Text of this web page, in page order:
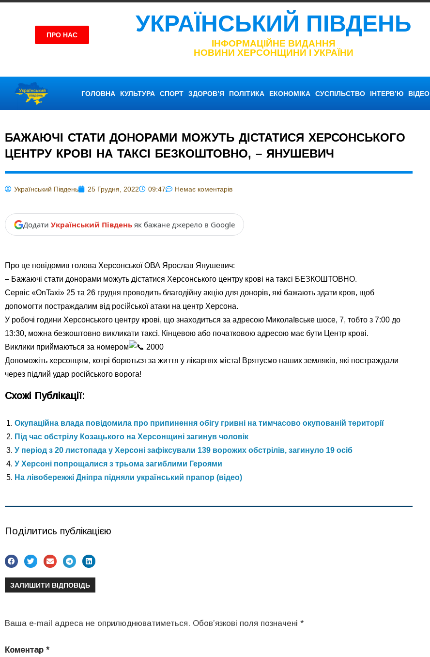
ПРО НАС УКРАЇНСЬКИЙ ПІВДЕНЬ
ІНФОРМАЦІЙНЕ ВИДАННЯ
НОВИНИ ХЕРСОНЩИНИ І УКРАЇНИ
ГОЛОВНА КУЛЬТУРА СПОРТ ЗДОРОВ’Я ПОЛІТИКА ЕКОНОМІКА СУСПІЛЬСТВО ІНТЕРВ’Ю ВІДЕО
БАЖАЮЧІ СТАТИ ДОНОРАМИ МОЖУТЬ ДІСТАТИСЯ ХЕРСОНСЬКОГО
ЦЕНТРУ КРОВІ НА ТАКСІ БЕЗКОШТОВНО, – ЯНУШЕВИЧ
Український Південь 25 Грудня, 2022 09:47 Немає коментарів
Додати Український Південь як бажане джерело в Google
Про це повідомив голова Херсонської ОВА Ярослав Янушевич:
– Бажаючі стати донорами можуть дістатися Херсонського центру крові на таксі БЕЗКОШТОВНО.
Сервіс «OnTaxi» 25 та 26 грудня проводить благодійну акцію для донорів, які бажають здати кров, щоб
допомогти постраждалим від російської атаки на центр Херсона.
У робочі години Херсонського центру крові, що знаходиться за адресою Миколаївське шосе, 7, тобто з 7:00 до
13:30, можна безкоштовно викликати таксі. Кінцевою або початковою адресою має бути Центр крові.
Виклики приймаються за номером
2000
Допоможіть херсонцям, котрі борються за життя у лікарнях міста! Врятуємо наших земляків, які постраждали
через підлий удар російського ворога!
Схожі Публікації:
Окупаційна влада повідомила про припинення обігу гривні на тимчасово окупованій території
Під час обстрілу Козацького на Херсонщині загинув чоловік
У період з 20 листопада у Херсоні зафіксували 139 ворожих обстрілів, загинуло 19 осіб
У Херсоні попрощалися з трьома загиблими Героями
На лівобережжі Дніпра підняли український прапор (відео)
Поділитись публікацією
ЗАЛИШИТИ ВІДПОВІДЬ
Ваша e-mail адреса не оприлюднюватиметься. Обов’язкові поля позначені *
Коментар *